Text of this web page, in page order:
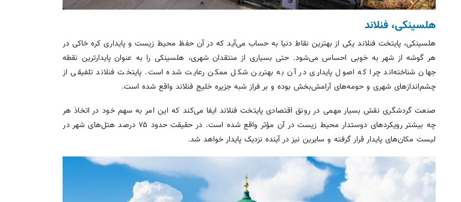
هلسینکی، فنلاند
هلسینکی، پایتخت فنلاند یکی از بهترین نقاط دنیا به حساب می‌آید که در آن حفظ محیط زیست و پایداری کره خاکی در
هر گوشه از شهر به خوبی احساس می‌شود. حتی بسیاری از منتقدان شهری، هلسینکی را به عنوان پایدارترین نقطه
جهان شناخته‌اند چرا که اصول پایداری در آن به بهترین شکل ممکن رعایت شده است. پایتخت فنلاند تلفیقی از
چشم‌اندازهای شهری و حومه‌های آرامش‌بخش بوده و بر فراز شبه جزیره خلیج فنلاند واقع شده است.
صنعت گردشگری نقش بسیار مهمی در رونق اقتصادی پایتخت فنلاند ایفا می‌کند که این امر به سهم خود در اتخاذ هر
چه بیشتر رویکردهای دوستدار محیط زیست در آن مؤثر واقع شده است. در حقیقت حدود ۷۵ درصد هتل‌های شهر در
لیست مکان‌های پایدار قرار گرفته و سایرین نیز در آینده نزدیک پایدار خواهد شد.